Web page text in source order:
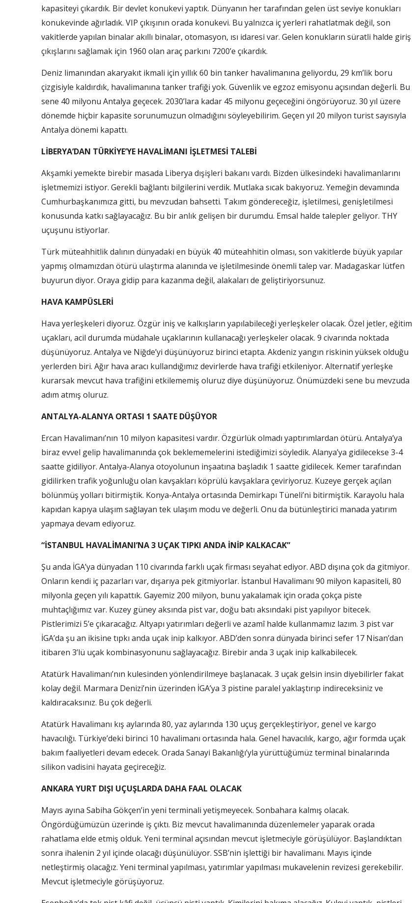
kapasiteyi çıkardık. Bir devlet konukevi yaptık. Dünyanın her tarafından gelen üst seviye konukları
konukevinde ağırladık. VIP çıkışının orada konukevi. Bu yalnızca iç yerleri rahatlatmak değil, son
vakitlerde yapılan binalar akıllı binalar, otomasyon, ısı idaresi var. Gelen konukların süratli halde giriş
çıkışlarını sağlamak için 1960 olan araç parkını 7200’e çıkardık.
Deniz limanından akaryakıt ikmali için yıllık 60 bin tanker havalimanına geliyordu, 29 km’lik boru
çizgisiyle kaldırdık, havalimanına tanker trafiği yok. Güvenlik ve egzoz emisyonu açısından değerli. Bu
sene 40 milyonu Antalya geçecek. 2030’lara kadar 45 milyonu geçeceğini öngörüyoruz. 30 yıl üzere
dönemde hiçbir kapasite sorunumuzun olmadığını söyleyebilirim. Geçen yıl 20 milyon turist sayısıyla
Antalya dönemi kapattı.
LİBERYA’DAN TÜRKİYE’YE HAVALİMANI İŞLETMESİ TALEBİ
Akşamki yemekte birebir masada Liberya dışişleri bakanı vardı. Bizden ülkesindeki havalimanlarını
işletmemizi istiyor. Gerekli bağlantı bilgilerini verdik. Mutlaka sıcak bakıyoruz. Yemeğin devamında
Cumhurbaşkanımıza gitti, bu mevzudan bahsetti. Takım göndereceğiz, işletilmesi, genişletilmesi
konusunda katkı sağlayacağız. Bu bir anlık gelişen bir durumdu. Emsal halde talepler geliyor. THY
uçuşunu istiyorlar.
Türk müteahhitlik dalının dünyadaki en büyük 40 müteahhitin olması, son vakitlerde büyük yapılar
yapmış olmamızdan ötürü ulaştırma alanında ve işletilmesinde önemli talep var. Madagaskar lütfen
buyurun diyor. Oraya gidip para kazanma değil, alakaları de geliştiriyorsunuz.
HAVA KAMPÜSLERİ
Hava yerleşkeleri diyoruz. Özgür iniş ve kalkışların yapılabileceği yerleşkeler olacak. Özel jetler, eğitim
uçakları, acil durumda müdahale uçaklarının kullanacağı yerleşkeler olacak. 9 civarında noktada
düşünüyoruz. Antalya ve Niğde’yi düşünüyoruz birinci etapta. Akdeniz yangın riskinin yüksek olduğu
yerlerden biri. Ağır hava aracı kullandığımız devirlerde hava trafiği etkileniyor. Alternatif yerleşke
kurarsak mevcut hava trafiğini etkilememiş oluruz diye düşünüyoruz. Önümüzdeki sene bu mevzuda
adım atmış oluruz.
ANTALYA-ALANYA ORTASI 1 SAATE DÜŞÜYOR
Ercan Havalimanı’nın 10 milyon kapasitesi vardır. Özgürlük olmadı yaptırımlardan ötürü. Antalya’ya
biraz evvel gelip havalimanında çok beklememelerini istediğimizi söyledik. Alanya’ya gidilecekse 3-4
saatte gidiliyor. Antalya-Alanya otoyolunun inşaatına başladık 1 saatte gidilecek. Kemer tarafından
gidilirken trafik yoğunluğu olan kavşakları köprülü kavşaklara çeviriyoruz. Kuzeye gerçek açılan
bölünmüş yolları bitirmiştik. Konya-Antalya ortasında Demirkapı Tüneli’ni bitirmiştik. Karayolu hala
kapıdan kapıya ulaşım sağlayan tek ulaşım modu ve değerli. Onu da bütünleştirici manada yatırım
yapmaya devam ediyoruz.
“İSTANBUL HAVALİMANI’NA 3 UÇAK TIPKI ANDA İNİP KALKACAK”
Şu anda İGA’ya dünyadan 110 civarında farklı uçak firması seyahat ediyor. ABD dışına çok da gitmiyor.
Onların kendi iç pazarları var, dışarıya pek gitmiyorlar. İstanbul Havalimanı 90 milyon kapasiteli, 80
milyonla geçen yılı kapattık. Gayemiz 200 milyon, bunu yakalamak için orada çokça piste
muhtaçlığımız var. Kuzey güney aksında pist var, doğu batı aksındaki pist yapılıyor bitecek.
Pistlerimizi 5’e çıkaracağız. Altyapı yatırımları değerli ve azamî halde kullanmamız lazım. 3 pist var
İGA’da şu an ikisine tıpkı anda uçak inip kalkıyor. ABD’den sonra dünyada birinci sefer 17 Nisan’dan
itibaren 3’lü uçak kombinasyonunu sağlayacağız. Birebir anda 3 uçak inip kalkabilecek.
Atatürk Havalimanı’nın kulesinden yönlendirilmeye başlanacak. 3 uçak gelsin insin diyebilirler fakat
kolay değil. Marmara Denizi’nin üzerinden İGA’ya 3 pistine paralel yaklaştırıp indireceksiniz ve
kaldıracaksınız. Bu çok değerli.
Atatürk Havalimanı kış aylarında 80, yaz aylarında 130 uçuş gerçekleştiriyor, genel ve kargo
havacılığı. Türkiye’deki birinci 10 havalimanı ortasında hala. Genel havacılık, kargo, ağır formda uçak
bakım faaliyetleri devam edecek. Orada Sanayi Bakanlığı’yla yürüttüğümüz terminal binalarında
silikon vadisini hayata geçireceğiz.
ANKARA YURT DIŞI UÇUŞLARDA DAHA FAAL OLACAK
Mayıs ayına Sabiha Gökçen’in yeni terminali yetişmeyecek. Sonbahara kalmış olacak.
Öngördüğümüzün üzerinde iş çıktı. Biz mevcut havalimanında düzenlemeler yaparak orada
rahatlama elde etmiş olduk. Yeni terminal açısından mevcut işletmeciyle görüşülüyor. Başlandıktan
sonra ihalenin 2 yıl içinde olacağı düşünülüyor. SSB’nin işlettiği bir havalimanı. Mayıs içinde
netleştirmiş olacağız. Yeni terminal yapılması, yatırımlar yapılması mukavelenin revizesi gerekebilir.
Mevcut işletmeciyle görüşüyoruz.